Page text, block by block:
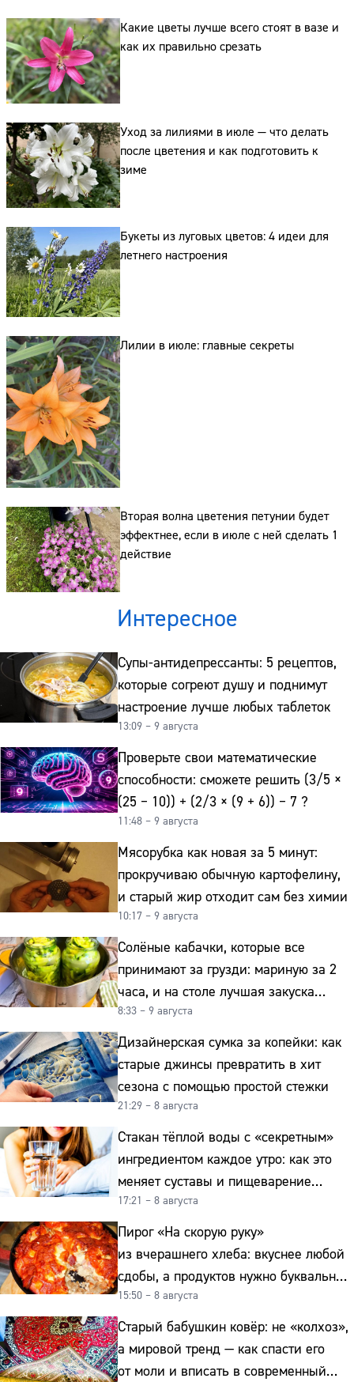
Какие цветы лучше всего стоят в вазе и
как их правильно срезать
Уход за лилиями в июле — что делать
после цветения и как подготовить к
зиме
Букеты из луговых цветов: 4 идеи для
летнего настроения
Лилии в июле: главные секреты
Вторая волна цветения петунии будет
эффектнее, если в июле с ней сделать 1
действие
Интересное
Супы-антидепрессанты: 5 рецептов,
которые согреют душу и поднимут
настроение лучше любых таблеток
13:09 – 9 августа
Проверьте свои математические
способности: сможете решить (3/5 ×
(25 − 10)) + (2/3 × (9 + 6)) − 7 ?
11:48 – 9 августа
Мясорубка как новая за 5 минут:
прокручиваю обычную картофелину,
и старый жир отходит сам без химии
10:17 – 9 августа
Солёные кабачки, которые все
принимают за грузди: мариную за 2
часа, и на столе лучшая закуска
к картошке
8:33 – 9 августа
Дизайнерская сумка за копейки: как
старые джинсы превратить в хит
сезона с помощью простой стежки
21:29 – 8 августа
Стакан тёплой воды с «секретным»
ингредиентом каждое утро: как это
меняет суставы и пищеварение
после 50
17:21 – 8 августа
Пирог «На скорую руку»
из вчерашнего хлеба: вкуснее любой
сдобы, а продуктов нужно буквально
копейки
15:50 – 8 августа
Старый бабушкин ковёр: не «колхоз»,
а мировой тренд — как спасти его
от моли и вписать в современный
Сайт: